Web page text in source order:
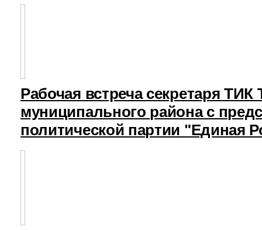
Рабочая встреча секретаря ТИК
муниципального района с
политической партии "Единая